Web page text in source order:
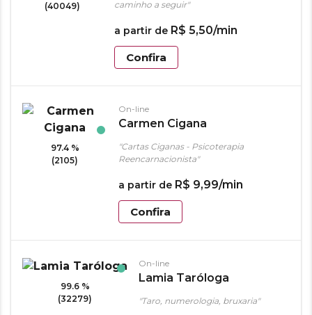
(40049) caminho a seguir"
a partir de R$ 5,50/min
Confira
97.4 %
(2105)
On-line
Carmen Cigana
"Cartas Ciganas - Psicoterapia
Reencarnacionista"
a partir de R$ 9,99/min
Confira
99.6 %
(32279)
On-line
Lamia Taróloga
"Taro, numerologia, bruxaria"